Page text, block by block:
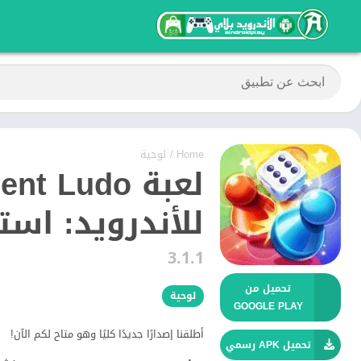
Home
/ لوحية
للأندرويد:
3.1.1
لوحية
أطلقنا إصدارًا جديدًا كليًا وهو متاح لكم الآن!
تحميل من
GOOGLE PLAY
تحميل APK رسمي